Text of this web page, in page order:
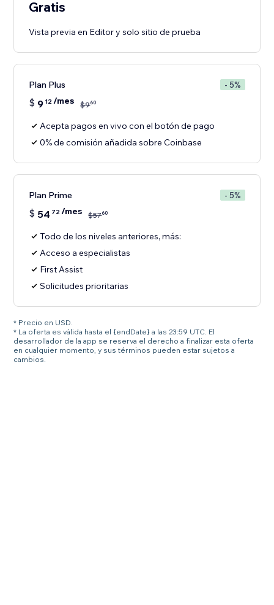
Gratis
Vista previa en Editor y solo sitio de prueba
Plan Plus - 5%
$ 9 12/mes $960
Acepta pagos en vivo con el botón de pago
0% de comisión añadida sobre Coinbase
Plan Prime - 5%
$ 54 72/mes $5760
Todo de los niveles anteriores, más:
Acceso a especialistas
First Assist
Solicitudes prioritarias
* Precio en USD.
* La oferta es válida hasta el {endDate} a las 23:59 UTC. El
desarrollador de la app se reserva el derecho a finalizar esta oferta
en cualquier momento, y sus términos pueden estar sujetos a
cambios.